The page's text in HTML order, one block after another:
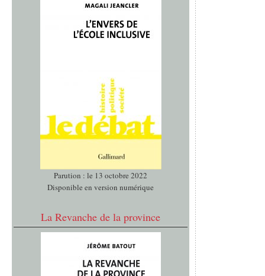
Parution : le 13 octobre 2022
Disponible en version numérique
La Revanche de la province